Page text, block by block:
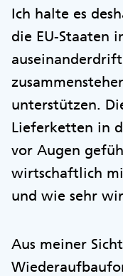
Ich halte es
die EU-Staaten
unterstützen.
Lieferketten in
vor Augen
wirtschaftlich
und wie sehr
Aus meiner